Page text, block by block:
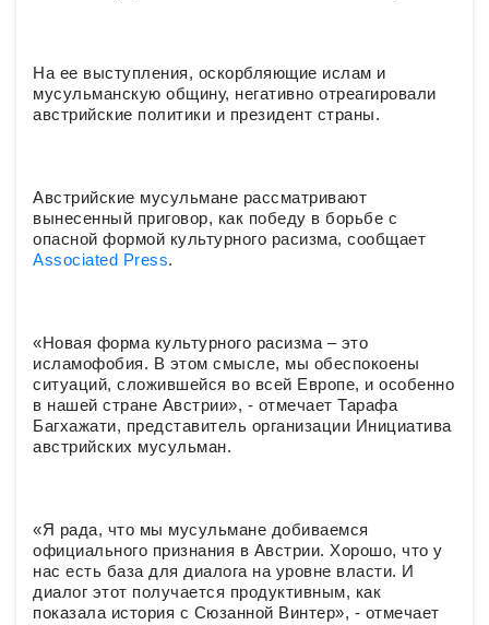
На ее выступления, оскорбляющие ислам и
мусульманскую общину, негативно отреагировали
австрийские политики и президент страны.
Австрийские мусульмане рассматривают
вынесенный приговор, как победу в борьбе с
опасной формой культурного расизма, сообщает
Associated Press.
«Новая форма культурного расизма – это
исламофобия. В этом смысле, мы обеспокоены
ситуаций, сложившейся во всей Европе, и особенно
в нашей стране Австрии», - отмечает Тарафа
Багхажати, представитель организации Инициатива
австрийских мусульман.
«Я рада, что мы мусульмане добиваемся
официального признания в Австрии. Хорошо, что у
нас есть база для диалога на уровне власти. И
диалог этот получается продуктивным, как
показала история с Сюзанной Винтер», - отмечает